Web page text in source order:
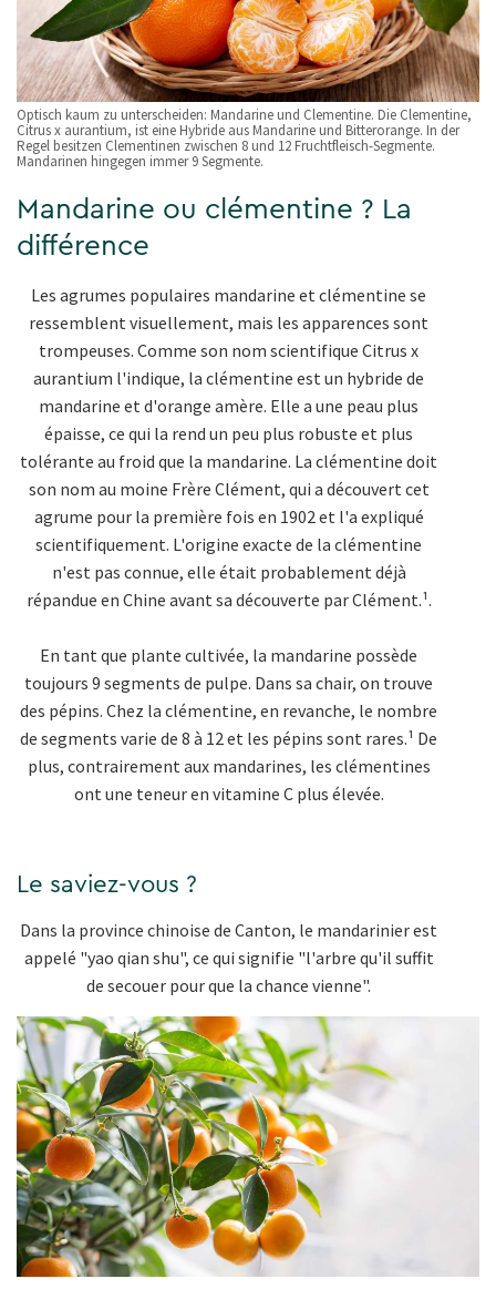
Optisch kaum zu unterscheiden: Mandarine und Clementine. Die Clementine,
Citrus x aurantium, ist eine Hybride aus Mandarine und Bitterorange. In der
Regel besitzen Clementinen zwischen 8 und 12 Fruchtfleisch-Segmente.
Mandarinen hingegen immer 9 Segmente.
Mandarine ou clémentine ? La
différence
Les agrumes populaires mandarine et clémentine se
ressemblent visuellement, mais les apparences sont
trompeuses. Comme son nom scientifique Citrus x
aurantium l'indique, la clémentine est un hybride de
mandarine et d'orange amère. Elle a une peau plus
épaisse, ce qui la rend un peu plus robuste et plus
tolérante au froid que la mandarine. La clémentine doit
son nom au moine Frère Clément, qui a découvert cet
agrume pour la première fois en 1902 et l'a expliqué
scientifiquement. L'origine exacte de la clémentine
n'est pas connue, elle était probablement déjà
répandue en Chine avant sa découverte par Clément.¹.
En tant que plante cultivée, la mandarine possède
toujours 9 segments de pulpe. Dans sa chair, on trouve
des pépins. Chez la clémentine, en revanche, le nombre
de segments varie de 8 à 12 et les pépins sont rares.¹ De
plus, contrairement aux mandarines, les clémentines
ont une teneur en vitamine C plus élevée.
Le saviez-vous ?
Dans la province chinoise de Canton, le mandarinier est
appelé "yao qian shu", ce qui signifie "l'arbre qu'il suffit
de secouer pour que la chance vienne".